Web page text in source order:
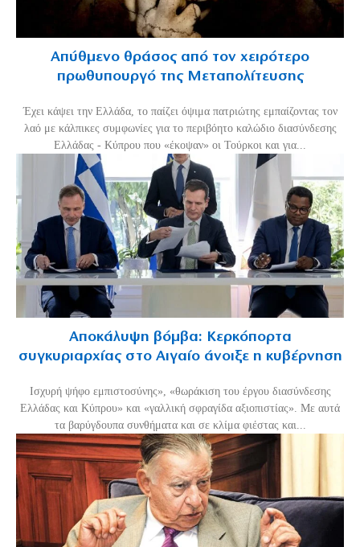
Απύθμενο θράσος από τον χειρότερο
πρωθυπουργό της Μεταπολίτευσης
Έχει κάψει την Ελλάδα, το παίζει όψιμα πατριώτης εμπαίζοντας τον
λαό με κάλπικες συμφωνίες για το περιβόητο καλώδιο διασύνδεσης
Ελλάδας - Κύπρου που «έκοψαν» οι Τούρκοι και για...
Αποκάλυψη βόμβα: Κερκόπορτα
συγκυριαρχίας στο Αιγαίο άνοιξε η κυβέρνηση
Ισχυρή ψήφο εμπιστοσύνης», «θωράκιση του έργου διασύνδεσης
Ελλάδας και Κύπρου» και «γαλλική σφραγίδα αξιοπιστίας». Με αυτά
τα βαρύγδουπα συνθήματα και σε κλίμα φιέστας και...